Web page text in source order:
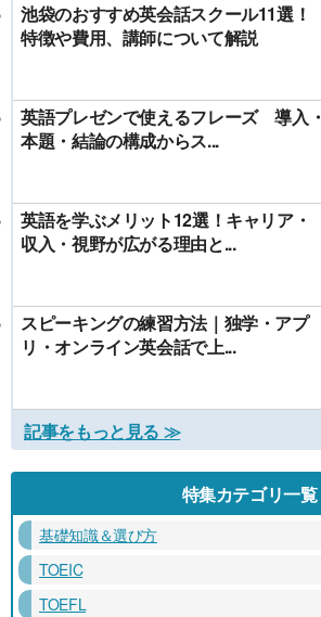
池袋のおすすめ英会話スクール11選！
特徴や費用、講師について解説
英語プレゼンで使えるフレーズ 導入・
本題・結論の構成からス...
英語を学ぶメリット12選！キャリア・
収入・視野が広がる理由と...
スピーキングの練習方法｜独学・アプ
リ・オンライン英会話で上...
記事をもっと見る ≫
特集カテゴリ一覧
基礎知識＆選び方
TOEIC
TOEFL